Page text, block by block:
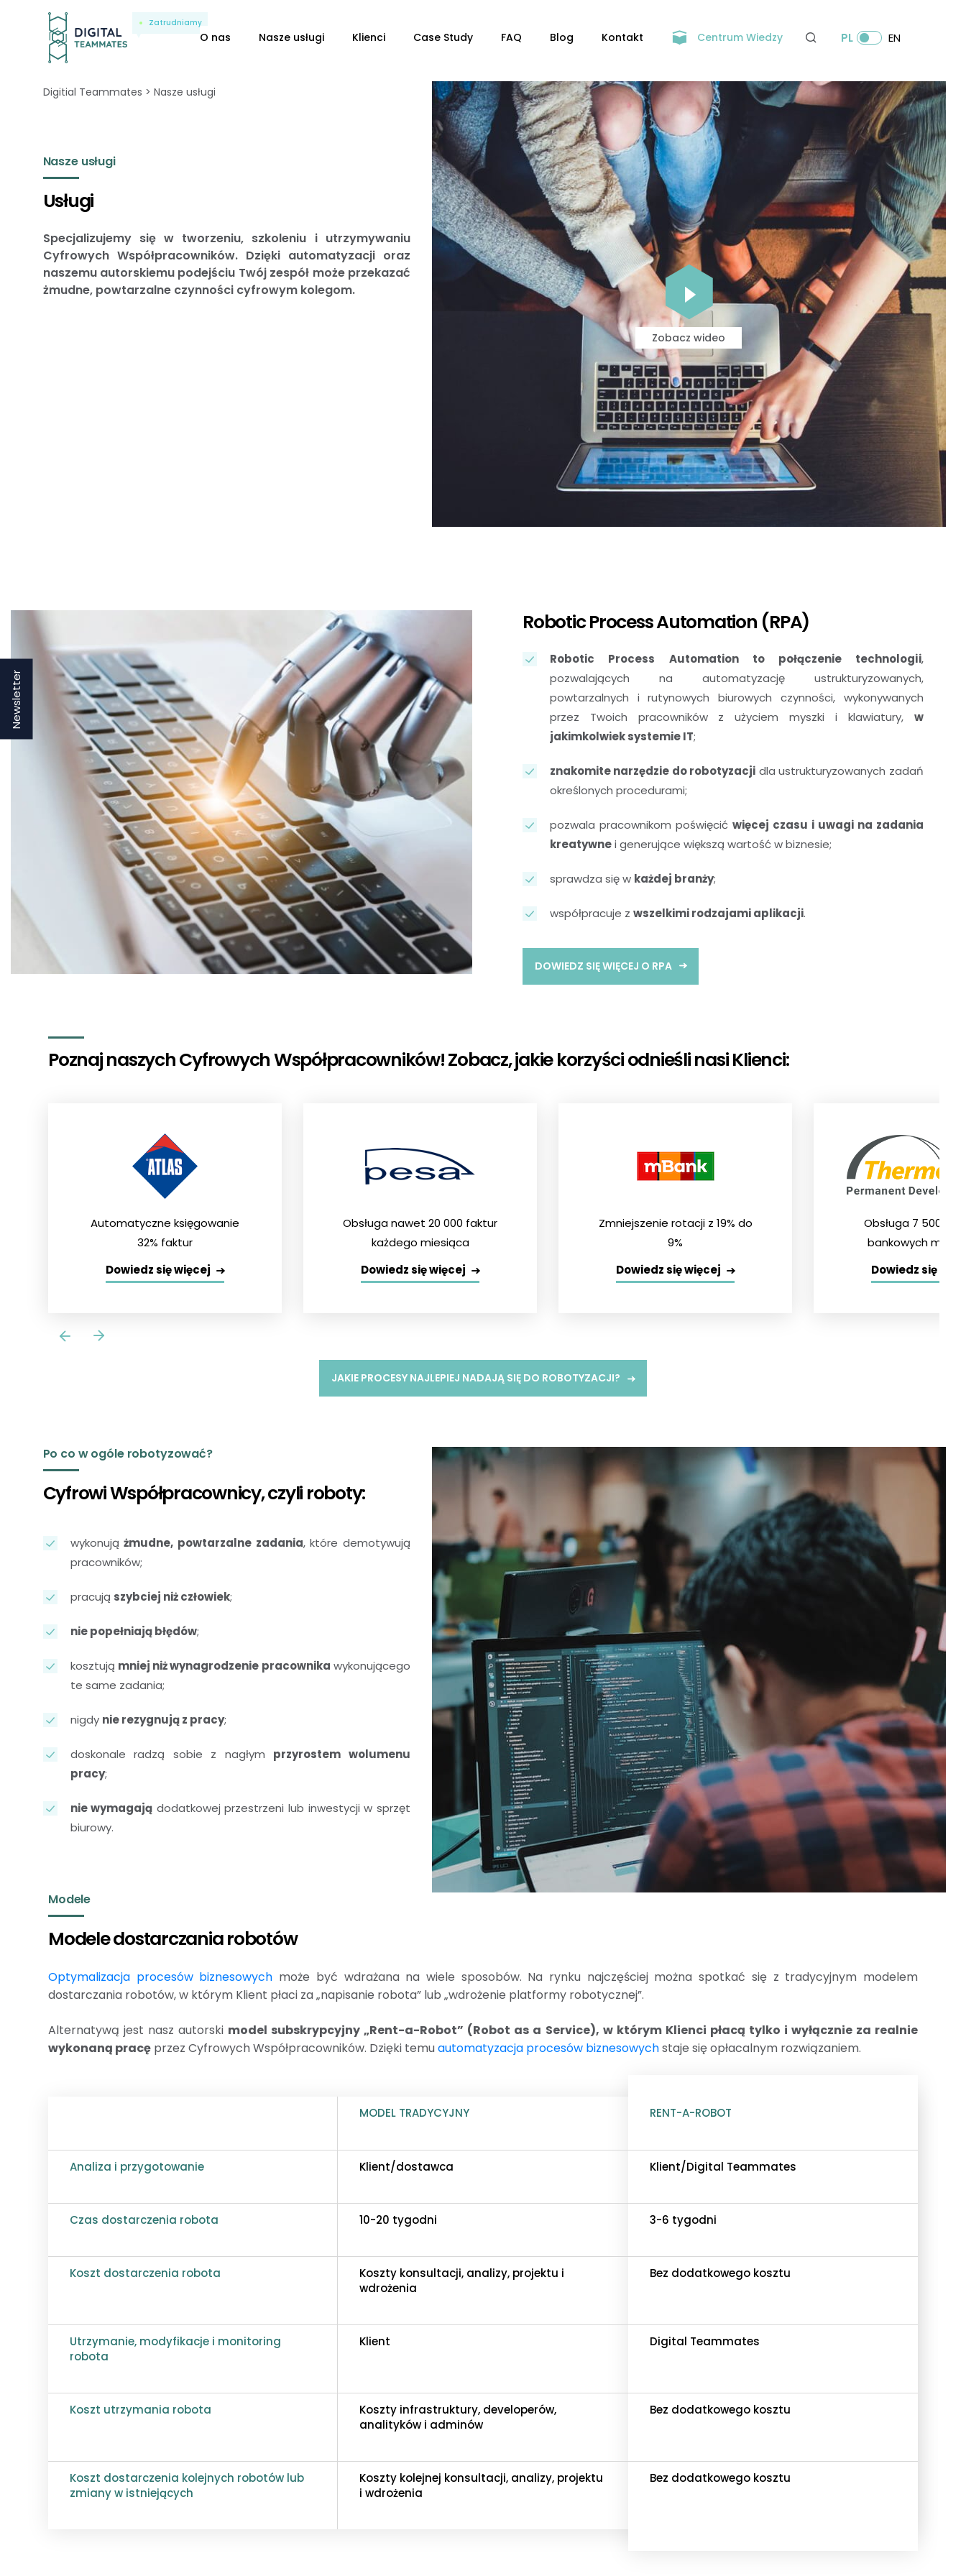
Zatrudniamy
O nas Nasze usługi Klienci Case Study FAQ Blog Kontakt Centrum Wiedzy PL EN
Digitial Teammates Nasze usługi
Nasze usługi
Usługi
Specjalizujemy się w tworzeniu, szkoleniu i utrzymywaniu
Cyfrowych Współpracowników. Dzięki automatyzacji oraz
naszemu autorskiemu podejściu Twój zespół może przekazać
żmudne, powtarzalne czynności cyfrowym kolegom.
Zobacz wideo
Robotic Process Automation (RPA)
Robotic Process Automation to połączenie technologii,
pozwalających na automatyzację ustrukturyzowanych,
powtarzalnych i rutynowych biurowych czynności, wykonywanych
przez Twoich pracowników z użyciem myszki i klawiatury, w
jakimkolwiek systemie IT;
znakomite narzędzie do robotyzacji dla ustrukturyzowanych zadań
określonych procedurami;
pozwala pracownikom poświęcić więcej czasu i uwagi na zadania
kreatywnei generujące większą wartość w biznesie;
sprawdza się w każdej branży;
współpracuje z wszelkimi rodzajami aplikacji.
DOWIEDZ SIĘ WIĘCEJ O RPA
Poznaj naszych Cyfrowych Współpracowników! Zobacz, jakie korzyści odnieśli nasi Klienci:
Automatyczne księgowanie
32% faktur
Dowiedz się więcej
Obsługa nawet 20 000 faktur
każdego miesiąca
Dowiedz się więcej
Zmniejszenie rotacji z 19% do
9%
Dowiedz się więcej
Obsługa 7 500
bankowych
Dowiedz się
JAKIE PROCESY NAJLEPIEJ NADAJĄ SIĘ DO ROBOTYZACJI?
Po co w ogóle robotyzować?
Cyfrowi Współpracownicy, czyli roboty:
wykonujążmudne, powtarzalne zadania, które demotywują
pracowników;
pracują szybciej niż człowiek;
nie popełniają błędów;
kosztują mniej niż wynagrodzenie pracownika wykonującego
te same zadania;
nigdy nie rezygnują z pracy;
doskonale radzą sobie z nagłym przyrostem wolumenu
pracy;
nie wymagają dodatkowej przestrzeni lub inwestycji w sprzęt
biurowy.
Modele
Modele dostarczania robotów
Optymalizacja procesów biznesowych może być wdrażana na wiele sposobów. Na rynku najczęściej można spotkać się z tradycyjnym modelem
dostarczania robotów, w którym Klient płaci za „napisanie robota” lub „wdrożenie platformy robotycznej”.
Alternatywą jest nasz autorski model subskrypcyjny „Rent-a-Robot” (Robot as a Service), w którym Klienci płacą tylko i wyłącznie za realnie
wykonaną pracę przez Cyfrowych Współpracowników. Dzięki temuautomatyzacja procesów biznesowychstaje się opłacalnym rozwiązaniem.
MODEL TRADYCYJNY RENT-A-ROBOT
Analiza i przygotowanie Klient/dostawca Klient/Digital Teammates
Czas dostarczenia robota 10-20 tygodni 3-6 tygodni
Koszt dostarczenia robota
Koszty konsultacji, analizy, projektu i
wdrożenia
Bez dodatkowego kosztu
Utrzymanie, modyfikacje i monitoring
robota
Klient Digital Teammates
Koszt utrzymania robota
Koszty infrastruktury, developerów,
analityków i adminów
Bez dodatkowego kosztu
Koszt dostarczenia kolejnych robotów lub
zmiany w istniejących
Koszty kolejnej konsultacji, analizy, projektu
i wdrożenia
Bez dodatkowego kosztu
Newsletter